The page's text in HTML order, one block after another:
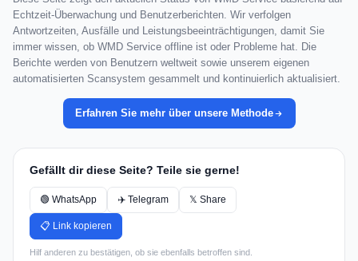
Echtzeit-Überwachung und Benutzerberichten. Wir verfolgen
Antwortzeiten, Ausfälle und Leistungsbeeinträchtigungen, damit Sie
immer wissen, ob WMD Service offline ist oder Probleme hat. Die
Berichte werden von Benutzern weltweit sowie unserem eigenen
automatisierten Scansystem gesammelt und kontinuierlich aktualisiert.
Erfahren Sie mehr über unsere Methode
Gefällt dir diese Seite? Teile sie gerne!
🟢 WhatsApp ✈️ Telegram 𝕏 Share
📋 Link kopieren
Hilf anderen zu bestätigen, ob sie ebenfalls betroffen sind.